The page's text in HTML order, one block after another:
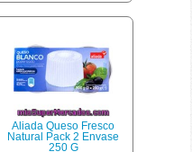
Aliada Queso Fresco
Natural Pack 2 Envase
250 G